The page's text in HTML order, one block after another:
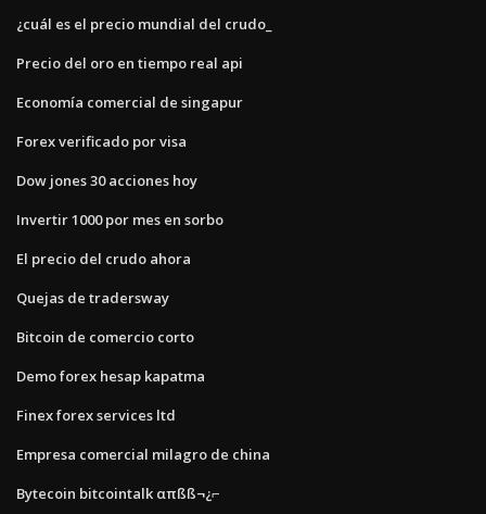
¿cuál es el precio mundial del crudo_
Precio del oro en tiempo real api
Economía comercial de singapur
Forex verificado por visa
Dow jones 30 acciones hoy
Invertir 1000 por mes en sorbo
El precio del crudo ahora
Quejas de tradersway
Bitcoin de comercio corto
Demo forex hesap kapatma
Finex forex services ltd
Empresa comercial milagro de china
Bytecoin bitcointalk απßß¬¿⌐